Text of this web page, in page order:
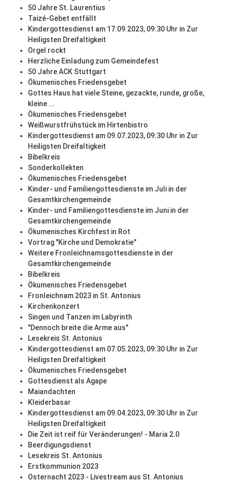
50 Jahre St. Laurentius
Taizé-Gebet entfällt
Kindergottesdienst am 17.09.2023, 09:30 Uhr in Zur
Heiligsten Dreifaltigkeit
Orgel rockt
Herzliche Einladung zum Gemeindefest
50 Jahre ACK Stuttgart
Ökumenisches Friedensgebet
Gottes Haus hat viele Steine, gezackte, runde, große,
kleine ...
Ökumenisches Friedensgebet
Weißwurstfrühstück im Hirtenbistro
Kindergottesdienst am 09.07.2023, 09:30 Uhr in Zur
Heiligsten Dreifaltigkeit
Bibelkreis
Sonderkollekten
Ökumenisches Friedensgebet
Kinder- und Familiengottesdienste im Juli in der
Gesamtkirchengemeinde
Kinder- und Familiengottesdienste im Juni in der
Gesamtkirchengemeinde
Ökumenisches Kirchfest in Rot
Vortrag "Kirche und Demokratie"
Weitere Fronleichnamsgottesdienste in der
Gesamtkirchengemeinde
Bibelkreis
Ökumenisches Friedensgebet
Fronleichnam 2023 in St. Antonius
Kirchenkonzert
Singen und Tanzen im Labyrinth
"Dennoch breite die Arme aus"
Lesekreis St. Antonius
Kindergottesdienst am 07.05.2023, 09:30 Uhr in Zur
Heiligsten Dreifaltigkeit
Ökumenisches Friedensgebet
Gottesdienst als Agape
Maiandachten
Kleiderbasar
Kindergottesdienst am 09.04.2023, 09:30 Uhr in Zur
Heiligsten Dreifaltigkeit
Die Zeit ist reif für Veränderungen! - Maria 2.0
Beerdigungsdienst
Lesekreis St. Antonius
Erstkommunion 2023
Osternacht 2023 - Livestream aus St. Antonius